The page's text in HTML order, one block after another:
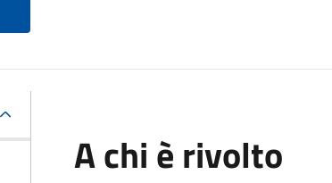
A chi è rivolto